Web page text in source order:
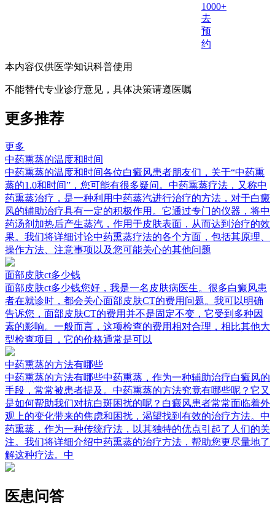
1000+
去
预
约
本内容仅供医学知识科普使用
不能替代专业诊疗意见，具体决策请遵医嘱
更多推荐
更多
中药熏蒸的温度和时间
中药熏蒸的温度和时间各位白癜风患者朋友们，关于“中药熏
蒸的1.0和时间”，您可能有很多疑问。中药熏蒸疗法，又称中
药熏蒸治疗，是一种利用中药蒸汽进行治疗的方法，对于白癜
风的辅助治疗具有一定的积极作用。它通过专门的仪器，将中
药汤剂加热后产生蒸汽，作用于皮肤表面，从而达到治疗的效
果。我们将详细讨论中药熏蒸疗法的各个方面，包括其原理、
操作方法、注意事项以及您可能关心的其他问题
面部皮肤ct多少钱
面部皮肤ct多少钱您好，我是一名皮肤病医生。很多白癜风患
者在就诊时，都会关心面部皮肤CT的费用问题。我可以明确
告诉您，面部皮肤CT的费用并不是固定不变，它受到多种因
素的影响。一般而言，这项检查的费用相对合理，相比其他大
型检查项目，它的价格通常是可以
中药熏蒸的方法有哪些
中药熏蒸的方法有哪些中药熏蒸，作为一种辅助治疗白癜风的
手段，常常被患者提及。中药熏蒸的方法究竟有哪些呢？它又
是如何帮助我们对抗白斑困扰的呢？白癜风患者常常面临着外
观上的变化带来的焦虑和困扰，渴望找到有效的治疗方法。中
药熏蒸，作为一种传统疗法，以其独特的优点引起了人们的关
注。我们将详细介绍中药熏蒸的治疗方法，帮助您更尽量地了
解这种疗法。中
医患问答